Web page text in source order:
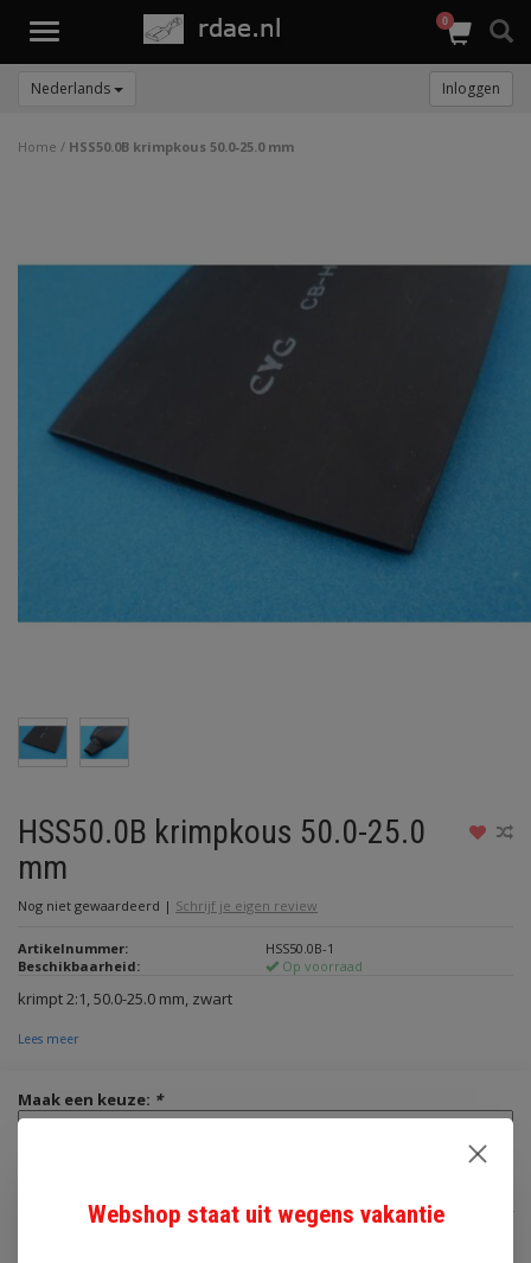
Toggle
0
Nederlands Inloggen
Home / HSS50.0B krimpkous 50.0-25.0 mm
HSS50.0B krimpkous 50.0-25.0
mm
Nog niet gewaardeerd | Schrijf je eigen review
Artikelnummer:
HSS50.0B-1
Beschikbaarheid:
Op voorraad
krimpt 2:1, 50.0-25.0 mm, zwart
Lees meer
Maak een keuze: *
Webshop staat uit wegens vakantie